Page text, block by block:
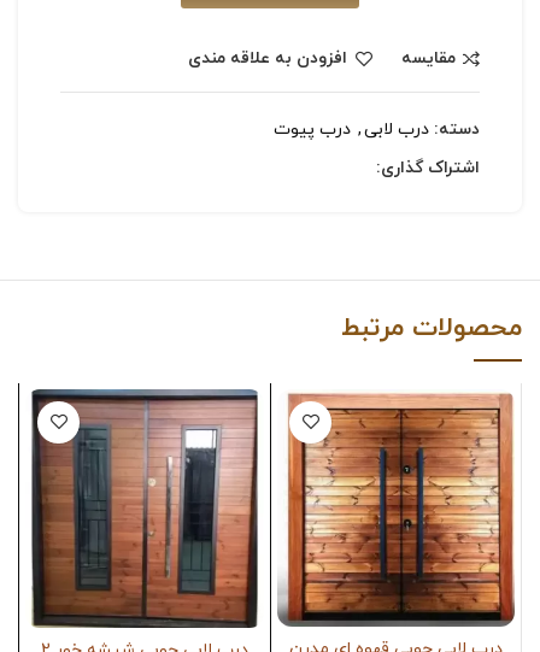
مقایسه افزودن به علاقه مندی
دسته: درب لابی, درب پیوت
اشتراک گذاری:
محصولات مرتبط